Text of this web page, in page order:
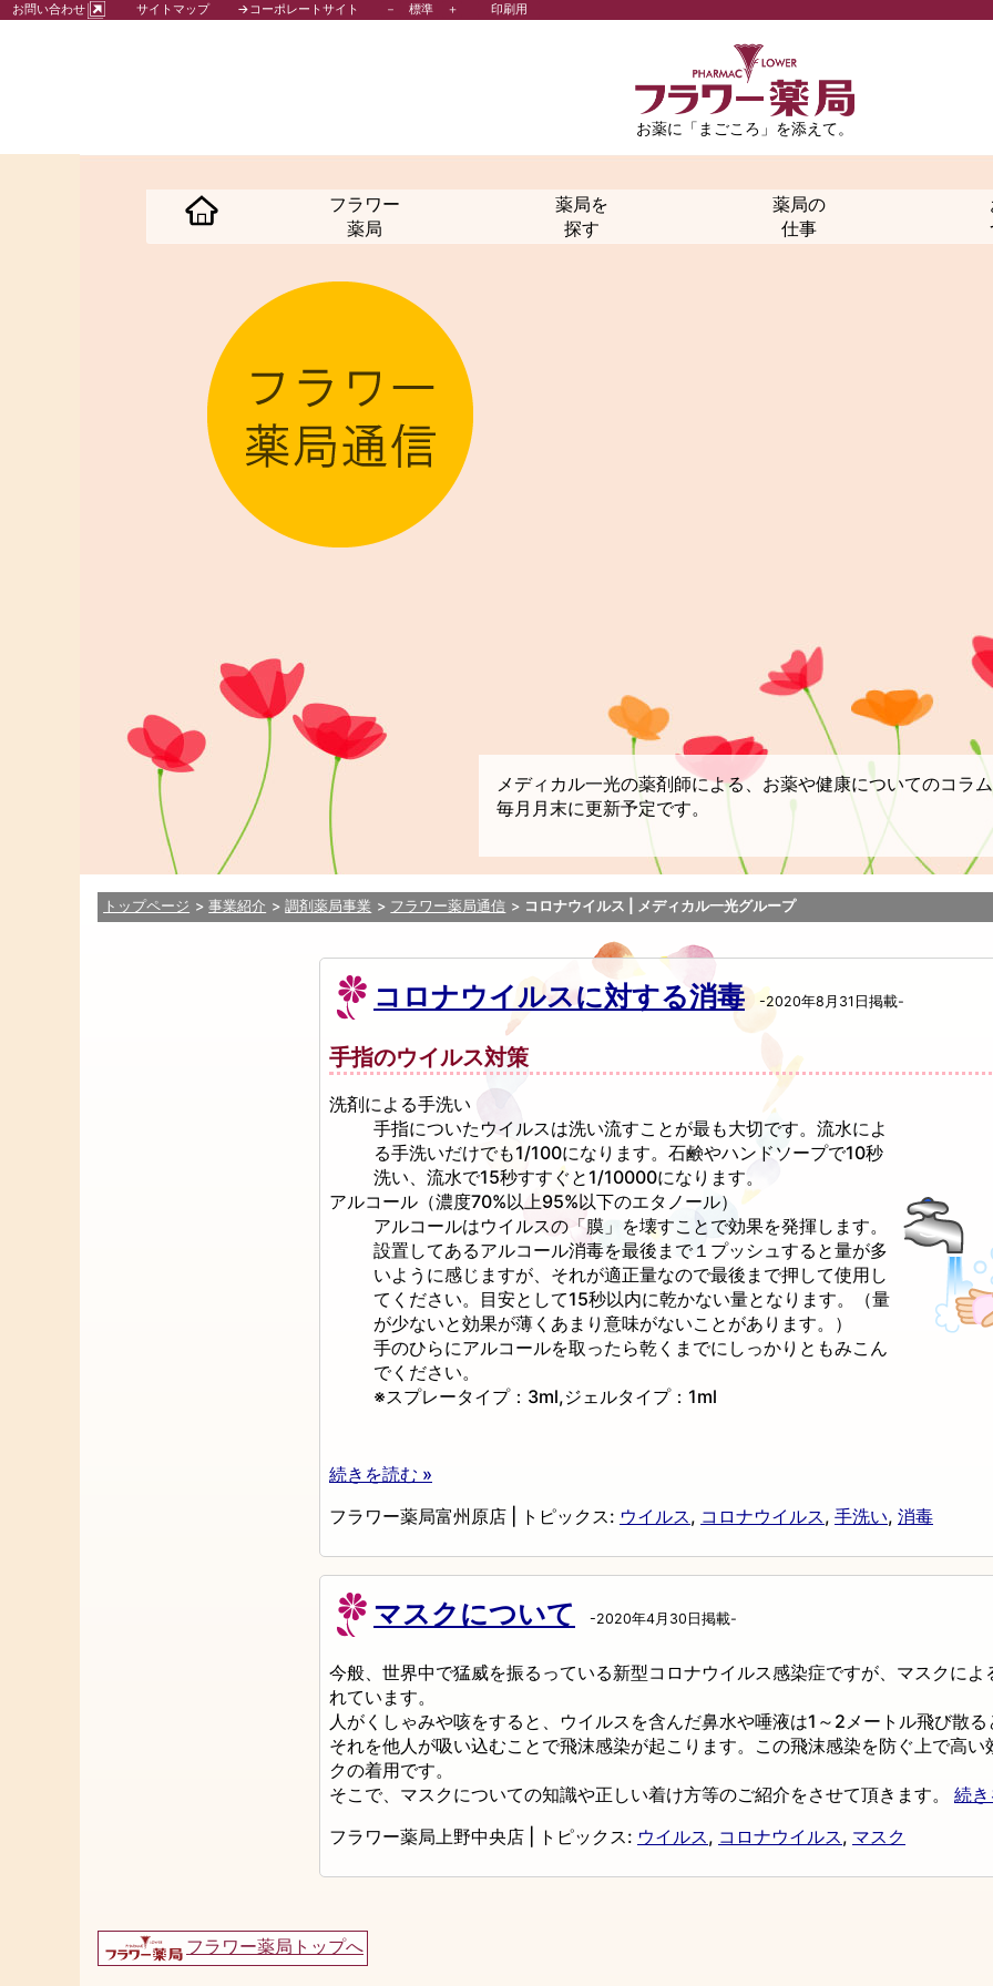
お薬に「まごころ」を添えて。
フラワー
薬局
薬局を
探す
薬局の
仕事
－ 標準 ＋ 印刷用
お問い合わせ サイトマップ →コーポレートサイト
メディカル一光の薬剤師による、お薬や健康についてのコラ
毎月月末に更新予定です。
トップページ 事業紹介 調剤薬局事業 フラワー薬局通信 コロナウイルス | メディカル一光グループ
コロナウイルスに対する消毒 -2020年8月31日掲載-
手指のウイルス対策
洗剤による手洗い
手指についたウイルスは洗い流すことが最も大切です。流水によ
る手洗いだけでも1/100になります。石鹸やハンドソープで10秒
洗い、流水で15秒すすぐと1/10000になります。
アルコール（濃度70%以上95%以下のエタノール）
アルコールはウイルスの「膜」を壊すことで効果を発揮します。
設置してあるアルコール消毒を最後まで１プッシュすると量が多
いように感じますが、それが適正量なので最後まで押して使用し
てください。目安として15秒以内に乾かない量となります。（量
が少ないと効果が薄くあまり意味がないことがあります。）
手のひらにアルコールを取ったら乾くまでにしっかりともみこん
でください。
※スプレータイプ：3ml,ジェルタイプ：1ml
続きを読む »
フラワー薬局富州原店
トピックス: ウイルス, コロナウイルス, 手洗い, 消毒
マスクについて -2020年4月30日掲載-
今般、世界中で猛威を振るっている新型コロナウイルス感染症ですが、マスクによ
れています。
人がくしゃみや咳をすると、ウイルスを含んだ鼻水や唾液は1～2メートル飛び散
それを他人が吸い込むことで飛沫感染が起こります。この飛沫感染を防ぐ上で高い
クの着用です。
そこで、マスクについての知識や正しい着け方等のご紹介をさせて頂きます。 続
フラワー薬局上野中央店
トピックス: ウイルス, コロナウイルス, マスク
フラワー薬局トップへ